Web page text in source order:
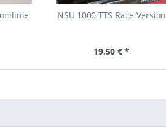
NSU 1000 TTS Race Version
19,50 € *